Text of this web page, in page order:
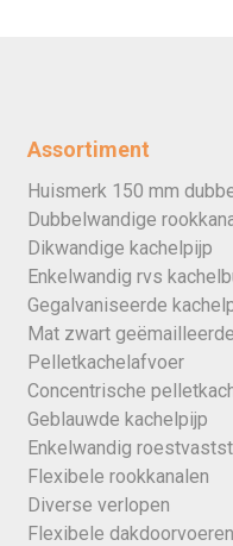
Assortiment
Huismerk 150 mm
Dubbelwandige
Dikwandige kachelpijp
Enkelwandig rvs
Gegalvaniseerde
Mat zwart
Pelletkachelafvoer
Concentrische
Geblauwde kachelpijp
Enkelwandig
Flexibele rookkanalen
Diverse verlopen
Flexibele dakdoorvoeren